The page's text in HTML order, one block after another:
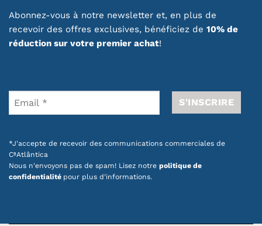
Abonnez-vous à notre newsletter et, en plus de
recevoir des offres exclusives, bénéficiez de 10% de
réduction sur votre premier achat!
*J'accepte de recevoir des communications commerciales de
CªAtlântica
Nous n'envoyons pas de spam! Lisez notre politique de
confidentialité pour plus d'informations.